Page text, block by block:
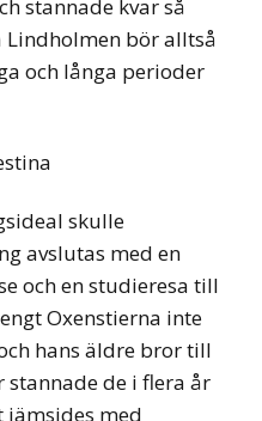
stannade kvar så
Lindholmen bör alltså
och långa perioder
skulle
avslutas med en
och en studieresa till
Oxenstierna inte
hans äldre bror till
stannade de i flera år
jämsides med